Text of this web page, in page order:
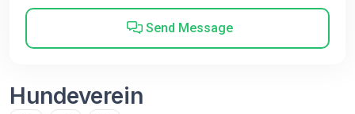
Send Message
Hundeverein